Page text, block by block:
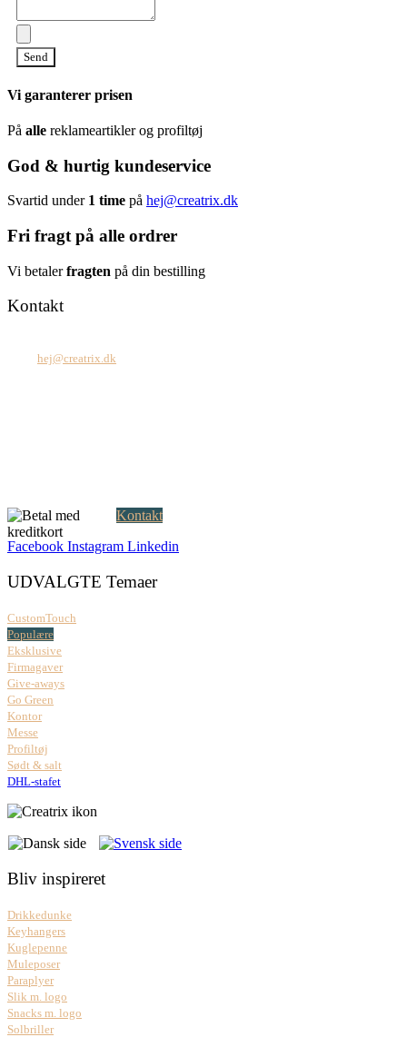
Send
Vi garanterer prisen
På alle reklameartikler og profiltøj
God & hurtig kundeservice
Svartid under 1 time på hej@creatrix.dk
Fri fragt på alle ordrer
Vi betalerfragten på din bestilling
Kontakt
hej@creatrix.dk
Kontakt
Facebook Instagram Linkedin
UDVALGTE Temaer
CustomTouch
Populære
Eksklusive
Firmagaver
Give-aways
Go Green
Kontor
Messe
Profiltøj
Sødt & salt
DHL-stafet
Bliv inspireret
Drikkedunke
Keyhangers
Kuglepenne
Muleposer
Paraplyer
Slik m. logo
Snacks m. logo
Solbriller